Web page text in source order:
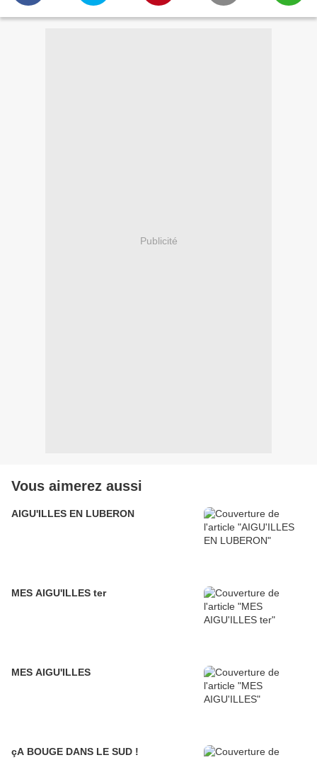
Publicité
Vous aimerez aussi
AIGU'ILLES EN LUBERON
MES AIGU'ILLES ter
MES AIGU'ILLES
çA BOUGE DANS LE SUD !